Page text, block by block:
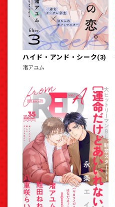
ハイド・アンド・シーク(3)
渚アユム